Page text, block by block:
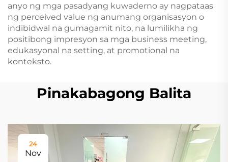
anyo ng mga pasadyang kuwaderno ay nagpataas
ng perceived value ng anumang organisasyon o
indibidwal na gumagamit nito, na lumilikha ng
positibong impresyon sa mga business meeting,
edukasyonal na setting, at promotional na
konteksto.
Pinakabagong Balita
24
Nov